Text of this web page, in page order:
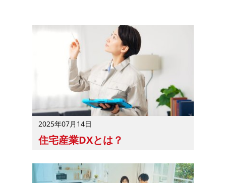
2025年07月14日
住宅産業DXとは？